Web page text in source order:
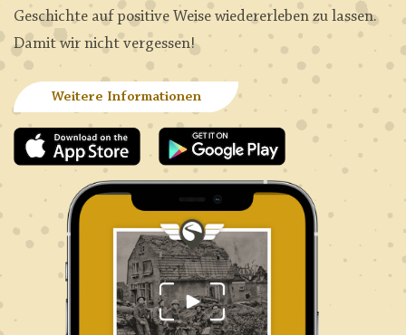
Geschichte auf positive Weise wiedererleben zu lassen.
Damit wir nicht vergessen!
Weitere Informationen